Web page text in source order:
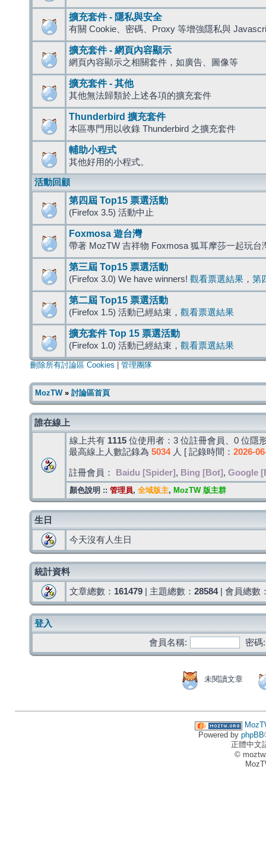
擴充套件 - 隱私與安全
有關 Cookie、密碼、Proxy 等增強隱私與
擴充套件 - 網頁內容顯示
網頁內容顯示之相關套件，如廣告、圖像等
擴充套件 - 其他
其他無法歸類於上述各項的擴充套件
Thunderbird 擴充套件
本區專門用以收錄 Thunderbird 之擴充套件
輔助小程式
其他好用的小程式。
活動回顧
第四屆 Top15 票選活動
(Firefox 3.5) 活動中止
Foxmosa 遊台灣
帶著 MozTW 吉祥物 Foxmosa 狐耳摩莎一起玩台
第三屆 Top15 票選活動
(Firefox 3.0) We have winners! 觀看票選結果 ， 第
第二屆 Top15 票選活動
(Firefox 1.5) 活動已經結束， 觀看票選結果
擴充套件 Top 15 票選活動
(Firefox 1.0) 活動已經結束， 觀看票選結果
刪除所有討論區 Cookies 管理團隊
MozTW» 討論區首頁
誰在線上
線上共有 1115 位使用者：3 位註冊會員、0 位隱
最高線上人數記錄為 5034人 [ 記錄時間： 2026-
註冊會員： Baidu [Spider] , Bing [Bot] , Google
顏色說明 :: 管理員, 全域版主, MozTW 版主群
生日
今天沒有人生日
統計資料
文章總數： 161479 | 主題總數： 28584| 會員總數
登入
會員名稱:
密碼:
未閱讀文章
Powered by phpBB
正體中文
©